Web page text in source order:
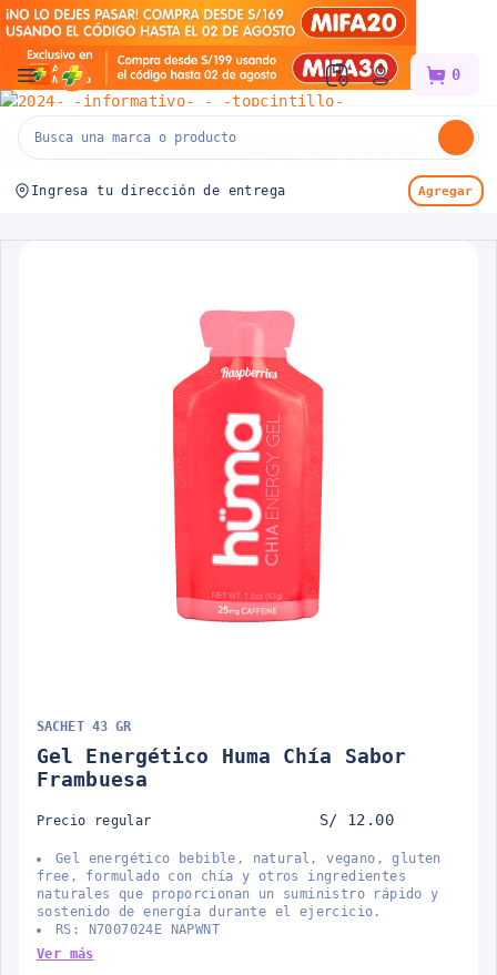
Mifarma 0
Ingresa tu dirección de entrega Agregar
SACHET 43 GR
Gel Energético Huma Chía Sabor
Frambuesa
Precio regular S/ 12.00
Gel energético bebible, natural, vegano, gluten
free, formulado con chía y otros ingredientes
naturales que proporcionan un suministro rápido y
sostenido de energía durante el ejercicio.
RS: N7007024E NAPWNT
Ver más